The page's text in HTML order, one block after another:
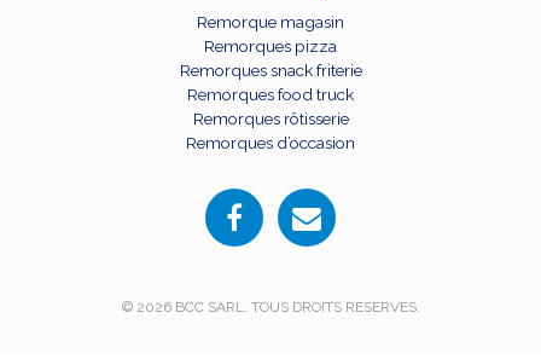
Remorque magasin
Remorques pizza
Remorques snack friterie
Remorques food truck
Remorques rôtisserie
Remorques d’occasion
© 2026 BCC SARL. TOUS DROITS RESERVES.